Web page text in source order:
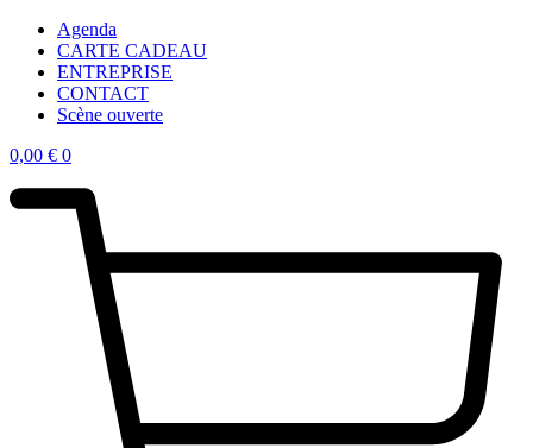
Agenda
CARTE CADEAU
ENTREPRISE
CONTACT
Scène ouverte
0,00 € 0